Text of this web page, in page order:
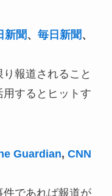
新聞 、 毎日新聞 、
報道されること
するとヒットす
Guardian, CNN
であれば報道が